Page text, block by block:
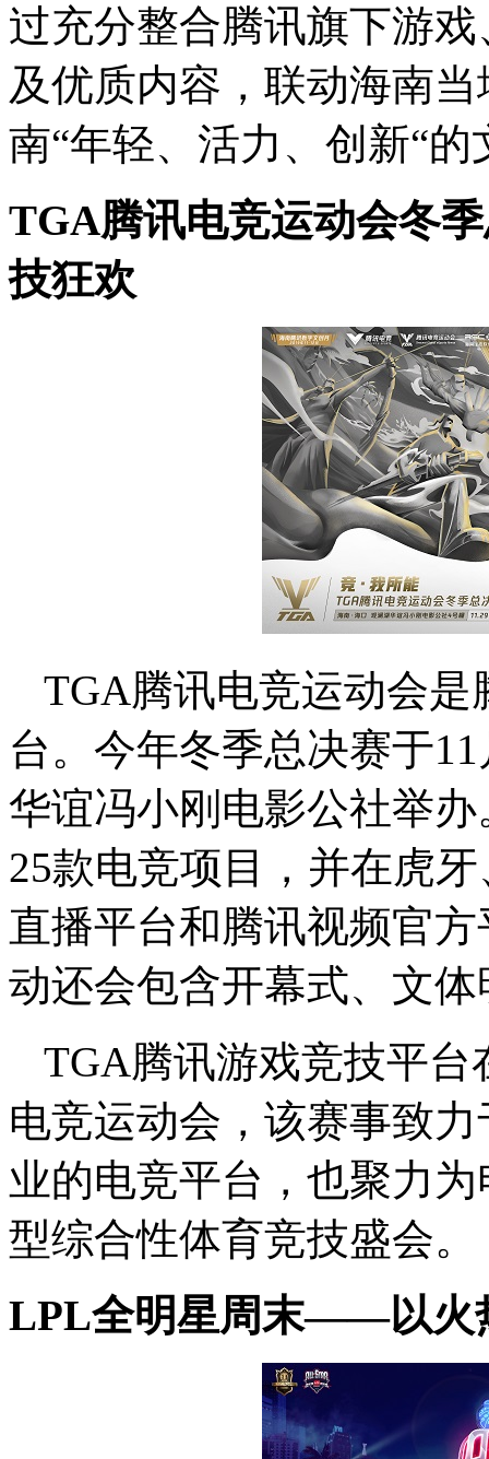
过充分整合腾讯旗下游
及优质内容，联动海南
南“年轻、活力、创新“
TGA腾讯电竞运动会冬
技狂欢
TGA腾讯电竞运动会
台。今年冬季总决赛于
华谊冯小刚电影公社举
25款电竞项目，并在虎
直播平台和腾讯视频官
动还会包含开幕式、文
TGA腾讯游戏竞技平台
电竞运动会，该赛事致
业的电竞平台，也聚力
型综合性体育竞技盛会。
LPL全明星周末——以火